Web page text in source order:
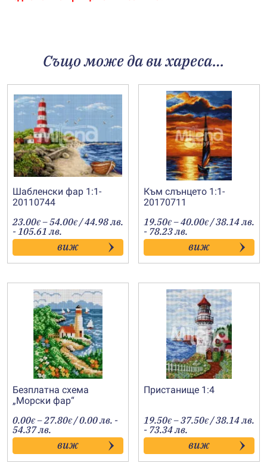
Също може да ви хареса…
Шабленски фар 1:1-
20110744
23.00€ –54.00€Price
range:
23.00€
through
54.00€
/ 44.98 лв.
- 105.61 лв.
виж
Към слънцето 1:1-
20170711
19.50€ –40.00€Price
range:
19.50€
through
40.00€
/ 38.14 лв.
- 78.23 лв.
виж
Безплатна схема
„Морски фар“
0.00€ –27.80€Price
range:
0.00€
through
27.80€
/ 0.00 лв. -
54.37 лв.
виж
Пристанище 1:4
19.50€ –37.50€Price
range:
19.50€
through
37.50€
/ 38.14 лв.
- 73.34 лв.
виж